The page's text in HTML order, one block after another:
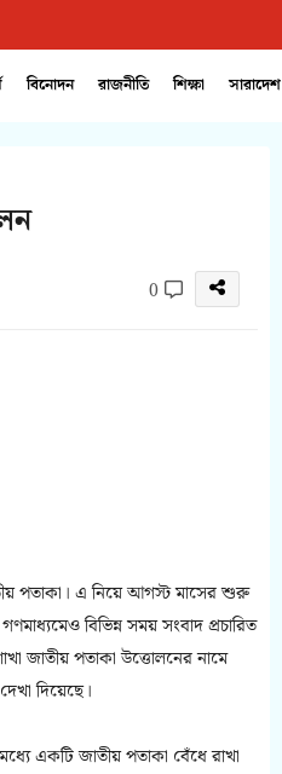
বিনোদন রাজনীতি শিক্ষা সারাদেশ
0
পতাকা। এ নিয়ে আগস্ট মাসের শুরু
বিভিন্ন সময় সংবাদ প্রচারিত
জাতীয় পতাকা উত্তোলনের নামে
দিয়েছে।
একটি জাতীয় পতাকা বেঁধে রাখা